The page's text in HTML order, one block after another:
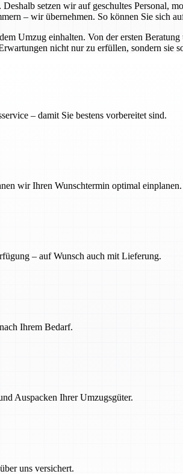
setzen wir auf geschultes Personal,
– wir übernehmen. So können Sie sich
Umzug einhalten. Von der ersten
nicht nur zu erfüllen, sondern sie
– damit Sie bestens vorbereitet sind.
wir Ihren Wunschtermin optimal einplanen.
– auf Wunsch auch mit Lieferung.
Ihrem Bedarf.
Auspacken Ihrer Umzugsgüter.
uns versichert.